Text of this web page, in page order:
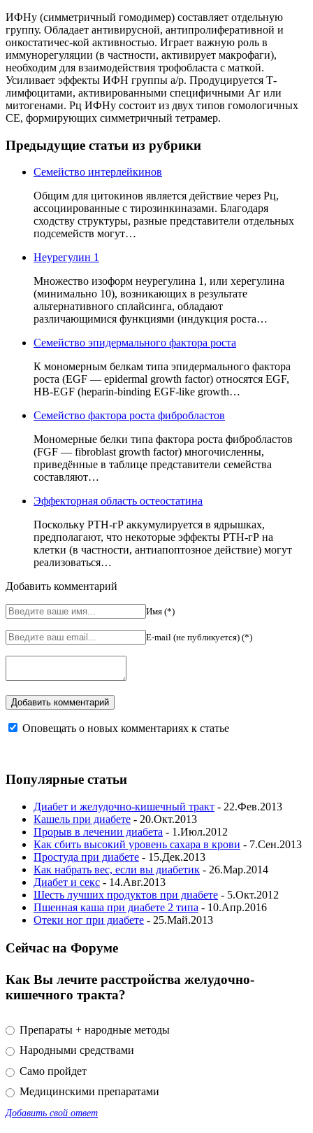
ИФНу (симметричный гомодимер) составляет отдельную
группу. Обладает антивирусной, антипролиферативной и
онкостатичес-кой активностью. Играет важную роль в
иммунорегуляции (в частности, активирует макрофаги),
необходим для взаимодействия трофобласта с маткой.
Усиливает эффекты ИФН группы а/р. Продуцируется Т-
лимфоцитами, активированными специфичными Аг или
митогенами. Рц ИФНу состоит из двух типов гомологичных
СЕ, формирующих симметричный тетрамер.
Предыдущие статьи из рубрики
Семейство интерлейкинов
Общим для цитокинов является действие через Рц,
ассоциированные с тирозинкиназами. Благодаря
сходству структуры, разные представители отдельных
подсемейств могут…
Неурегулин 1
Множество изоформ неурегулина 1, или херегулина
(минимально 10), возникающих в результате
альтернативного сплайсинга, обладают
различающимися функциями (индукция роста…
Семейство эпидермального фактора роста
К мономерным белкам типа эпидермального фактора
роста (EGF — epidermal growth factor) относятся EGF,
HB-EGF (heparin-binding EGF-like growth…
Семейство фактора роста фибробластов
Мономерные белки типа фактора роста фибробластов
(FGF — fibroblast growth factor) многочисленны,
приведённые в таблице представители семейства
составляют…
Эффекторная область остеостатина
Поскольку РТН-гР аккумулируется в ядрышках,
предполагают, что некоторые эффекты РТН-гР на
клетки (в частности, антиапоптозное действие) могут
реализоваться…
Добавить комментарий
Имя (*)
E-mail (не публикуется) (*)
Оповещать о новых комментариях к статье
Популярные статьи
Диабет и желудочно-кишечный тракт - 22.Фев.2013
Кашель при диабете - 20.Окт.2013
Прорыв в лечении диабета - 1.Июл.2012
Как сбить высокий уровень сахара в крови - 7.Сен.2013
Простуда при диабете - 15.Дек.2013
Как набрать вес, если вы диабетик - 26.Мар.2014
Диабет и секс - 14.Авг.2013
Шесть лучших продуктов при диабете - 5.Окт.2012
Пшенная каша при диабете 2 типа - 10.Апр.2016
Отеки ног при диабете - 25.Май.2013
Сейчас на Форуме
Как Вы лечите расстройства желудочно-
кишечного тракта?
Препараты + народные методы
Народными средствами
Само пройдет
Медицинскими препаратами
Добавить свой ответ